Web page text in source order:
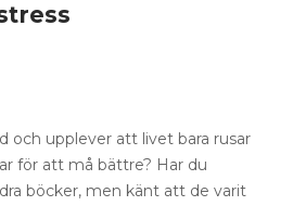
och upplever att livet bara rusar
för att må bättre? Har du
böcker, men känt att de varit